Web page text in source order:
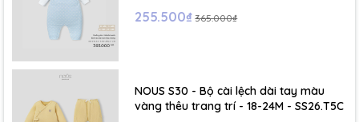
255.500₫ 365.000₫
NOUS S30 - Bộ cài lệch dài tay màu
vàng thêu trang trí - 18-24M - SS26.T5C